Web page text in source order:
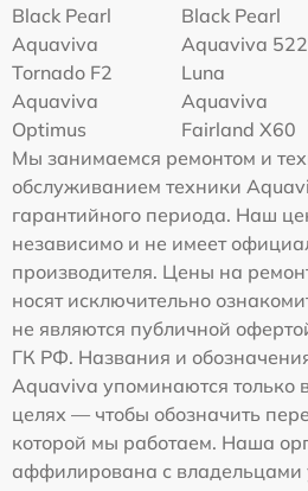
Black Pearl
Black Pearl
Aquaviva
Tornado F2
Aquaviva
Luna
Aquaviva
Optimus
Aquaviva
Fairland X60
Мы занимаемся ремонтом и
обслуживанием техники
гарантийного периода. Наш
независимо и не имеет
производителя. Цены на
носят исключительно
не являются публичной
ГК РФ. Названия и
Aquaviva упоминаются
целях — чтобы обозначить
которой мы работаем. Наша
аффилирована с владельцами